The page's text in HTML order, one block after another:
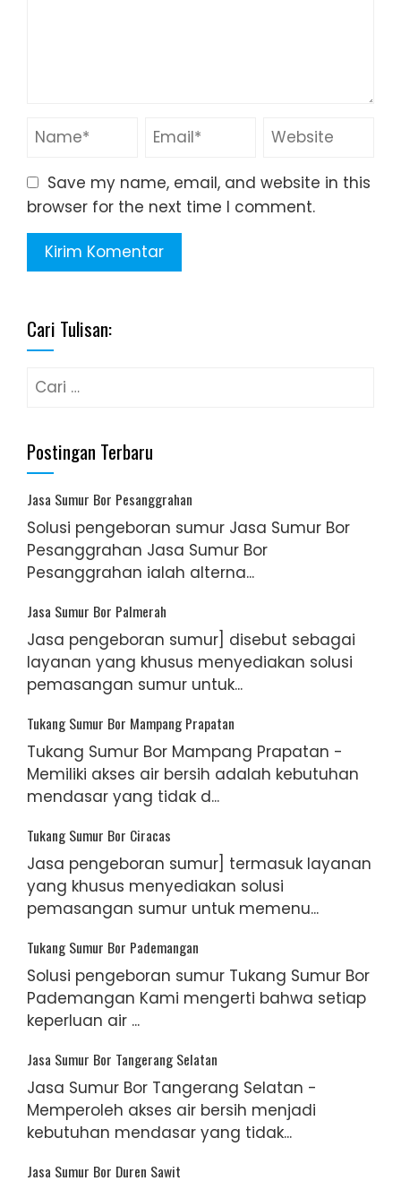
Save my name, email, and website in this
browser for the next time I comment.
Cari Tulisan:
Cari
Postingan Terbaru
Jasa Sumur Bor Pesanggrahan
Solusi pengeboran sumur Jasa Sumur Bor
Pesanggrahan Jasa Sumur Bor
Pesanggrahan ialah alterna...
Jasa Sumur Bor Palmerah
Jasa pengeboran sumur] disebut sebagai
layanan yang khusus menyediakan solusi
pemasangan sumur untuk...
Tukang Sumur Bor Mampang Prapatan
Tukang Sumur Bor Mampang Prapatan -
Memiliki akses air bersih adalah kebutuhan
mendasar yang tidak d...
Tukang Sumur Bor Ciracas
Jasa pengeboran sumur] termasuk layanan
yang khusus menyediakan solusi
pemasangan sumur untuk memenu...
Tukang Sumur Bor Pademangan
Solusi pengeboran sumur Tukang Sumur Bor
Pademangan Kami mengerti bahwa setiap
keperluan air ...
Jasa Sumur Bor Tangerang Selatan
Jasa Sumur Bor Tangerang Selatan -
Memperoleh akses air bersih menjadi
kebutuhan mendasar yang tidak...
Jasa Sumur Bor Duren Sawit